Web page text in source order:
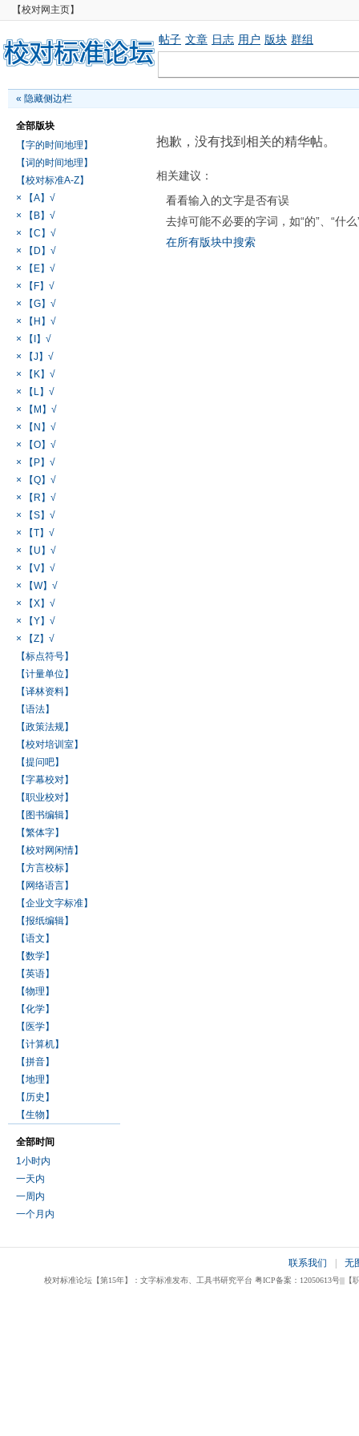
【校对网主页】
帖子 文章 日志 用户 版块 群组
« 隐藏侧边栏
全部版块
【字的时间地理】
【词的时间地理】
【校对标准A-Z】
× 【A】√
× 【B】√
× 【C】√
× 【D】√
× 【E】√
× 【F】√
× 【G】√
× 【H】√
× 【I】√
× 【J】√
× 【K】√
× 【L】√
× 【M】√
× 【N】√
× 【O】√
× 【P】√
× 【Q】√
× 【R】√
× 【S】√
× 【T】√
× 【U】√
× 【V】√
× 【W】√
× 【X】√
× 【Y】√
× 【Z】√
【标点符号】
【计量单位】
【译林资料】
【语法】
【政策法规】
【校对培训室】
【提问吧】
【字幕校对】
【职业校对】
【图书编辑】
【繁体字】
【校对网闲情】
【方言校标】
【网络语言】
【企业文字标准】
【报纸编辑】
【语文】
【数学】
【英语】
【物理】
【化学】
【医学】
【计算机】
【拼音】
【地理】
【历史】
【生物】
全部时间
1小时内
一天内
一周内
一个月内
抱歉，没有找到相关的精华帖。
相关建议：
看看输入的文字是否有误
去掉可能不必要的字词，如“的”、“什么
在所有版块中搜索
联系我们 无
校对标准论坛【第15年】：文字标准发布、工具书研究平台 粤ICP备案：12050613号|||【